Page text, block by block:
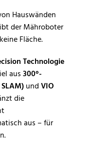
Hauswänden
der Mähroboter
Fläche.
Technologie
aus300°-
undVIO
die
aus – für